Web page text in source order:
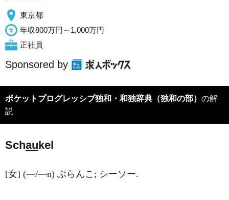
東京都
年収800万円～1,000万円
正社員
Sponsored by
ポケットプログレッシブ独和・和独辞典（独和の部） の解
説
Schaukel
[女] (―/―n) ぶらんこ; シーソー.